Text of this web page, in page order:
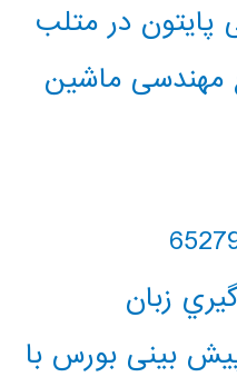
پایتون در متلب
مهندسی ماشین
زبان
بینی بورس با